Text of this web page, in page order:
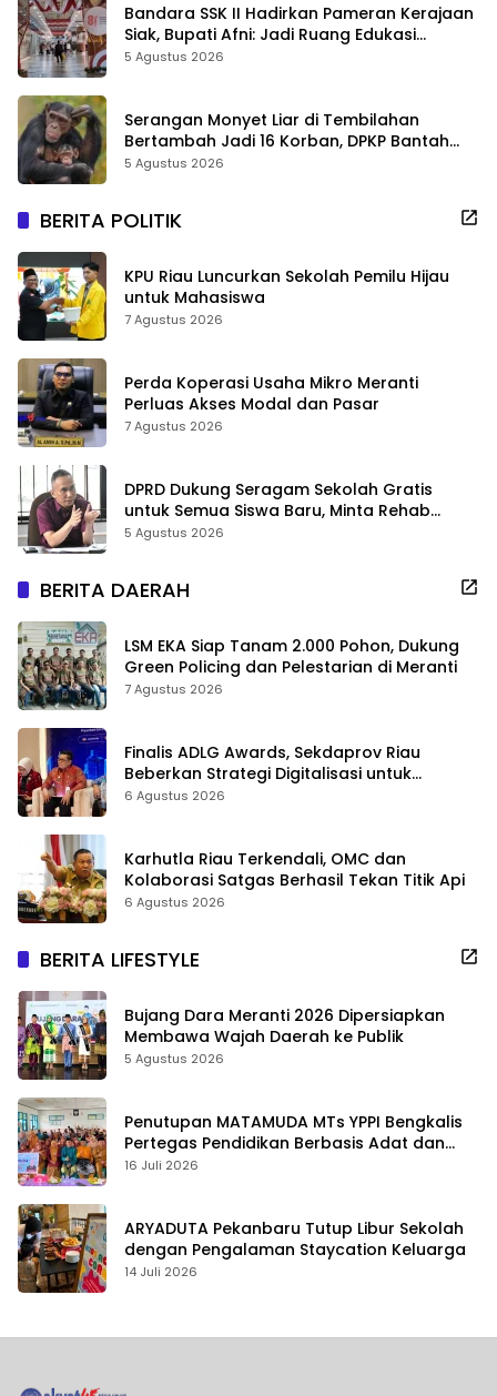
Bandara SSK II Hadirkan Pameran Kerajaan
Siak, Bupati Afni: Jadi Ruang Edukasi
Sejarah Riau
5 Agustus 2026
Serangan Monyet Liar di Tembilahan
Bertambah Jadi 16 Korban, DPKP Bantah
Video Gerombolan Viral
5 Agustus 2026
BERITA POLITIK
KPU Riau Luncurkan Sekolah Pemilu Hijau
untuk Mahasiswa
7 Agustus 2026
Perda Koperasi Usaha Mikro Meranti
Perluas Akses Modal dan Pasar
7 Agustus 2026
DPRD Dukung Seragam Sekolah Gratis
untuk Semua Siswa Baru, Minta Rehab
Sekolah Jangan Dikurangi
5 Agustus 2026
BERITA DAERAH
LSM EKA Siap Tanam 2.000 Pohon, Dukung
Green Policing dan Pelestarian di Meranti
7 Agustus 2026
Finalis ADLG Awards, Sekdaprov Riau
Beberkan Strategi Digitalisasi untuk
Tingkatkan Layanan Publik
6 Agustus 2026
Karhutla Riau Terkendali, OMC dan
Kolaborasi Satgas Berhasil Tekan Titik Api
6 Agustus 2026
BERITA LIFESTYLE
Bujang Dara Meranti 2026 Dipersiapkan
Membawa Wajah Daerah ke Publik
5 Agustus 2026
Penutupan MATAMUDA MTs YPPI Bengkalis
Pertegas Pendidikan Berbasis Adat dan
Karakter
16 Juli 2026
ARYADUTA Pekanbaru Tutup Libur Sekolah
dengan Pengalaman Staycation Keluarga
14 Juli 2026